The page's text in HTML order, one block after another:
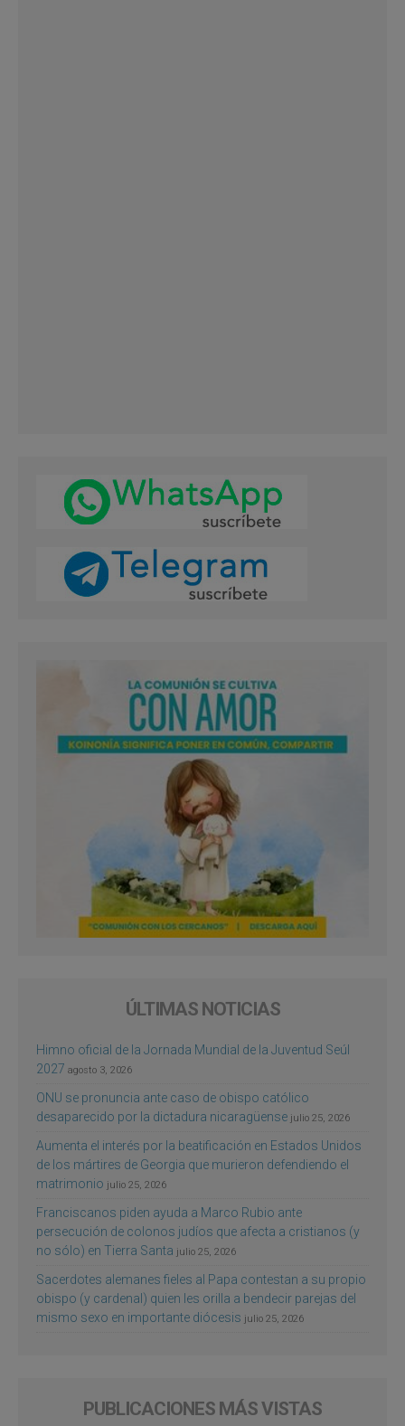
ÚLTIMAS NOTICIAS
Himno oficial de la Jornada Mundial de la Juventud Seúl
2027 agosto 3, 2026
ONU se pronuncia ante caso de obispo católico
desaparecido por la dictadura nicaragüense julio 25, 2026
Aumenta el interés por la beatificación en Estados Unidos
de los mártires de Georgia que murieron defendiendo el
matrimonio julio 25, 2026
Franciscanos piden ayuda a Marco Rubio ante
persecución de colonos judíos que afecta a cristianos (y
no sólo) en Tierra Santa julio 25, 2026
Sacerdotes alemanes fieles al Papa contestan a su propio
obispo (y cardenal) quien les orilla a bendecir parejas del
mismo sexo en importante diócesis julio 25, 2026
PUBLICACIONES MÁS VISTAS